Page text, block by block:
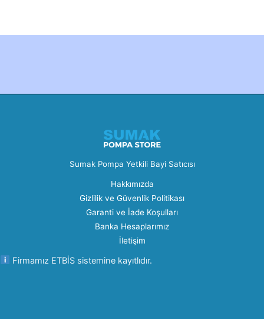
Sumak Pompa Yetkili Bayi Satıcısı
Hakkımızda
Gizlilik ve Güvenlik Politikası
Garanti ve İade Koşulları
Banka Hesaplarımız
İletişim
Firmamız ETBİS sistemine kayıtlıdır.